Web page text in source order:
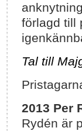
förlagd till
Tal till
2013 Per
Rydén är